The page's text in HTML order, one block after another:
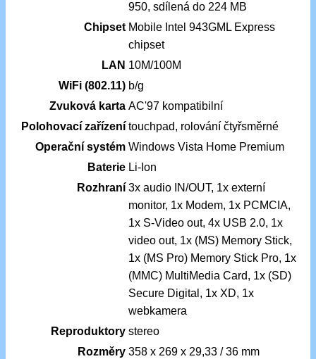
950, sdílená do 224 MB
Chipset Mobile Intel 943GML Express
chipset
LAN 10M/100M
WiFi (802.11) b/g
Zvuková karta AC'97 kompatibilní
Polohovací zařízení touchpad, rolování čtyřsměrné
Operační systém Windows Vista Home Premium
Baterie Li-Ion
Rozhraní 3x audio IN/OUT, 1x externí
monitor, 1x Modem, 1x PCMCIA,
1x S-Video out, 4x USB 2.0, 1x
video out, 1x (MS) Memory Stick,
1x (MS Pro) Memory Stick Pro, 1x
(MMC) MultiMedia Card, 1x (SD)
Secure Digital, 1x XD, 1x
webkamera
Reproduktory stereo
Rozměry 358 x 269 x 29,33 / 36 mm